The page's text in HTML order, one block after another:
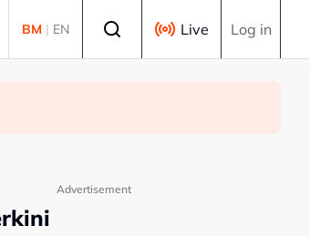
BM | EN Live Log in
Advertisement